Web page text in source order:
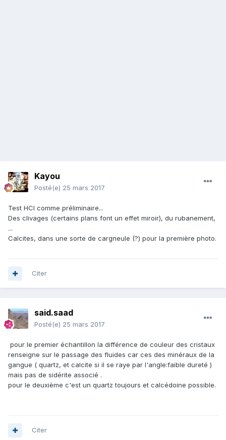
Kayou
Posté(e) 25 mars 2017
Test HCl comme préliminaire...
Des clivages (certains plans font un effet miroir), du rubanement,
...
Calcites, dans une sorte de cargneule (?) pour la première photo.
Citer
said.saad
Posté(e) 25 mars 2017
pour le premier échantillon la différence de couleur des cristaux
renseigne sur le passage des fluides car ces des minéraux de la
gangue ( quartz, et calcite si il se raye par l'angle:faible dureté )
mais pas de sidérite associé .
pour le deuxième c'est un quartz toujours et calcédoine possible.
Citer